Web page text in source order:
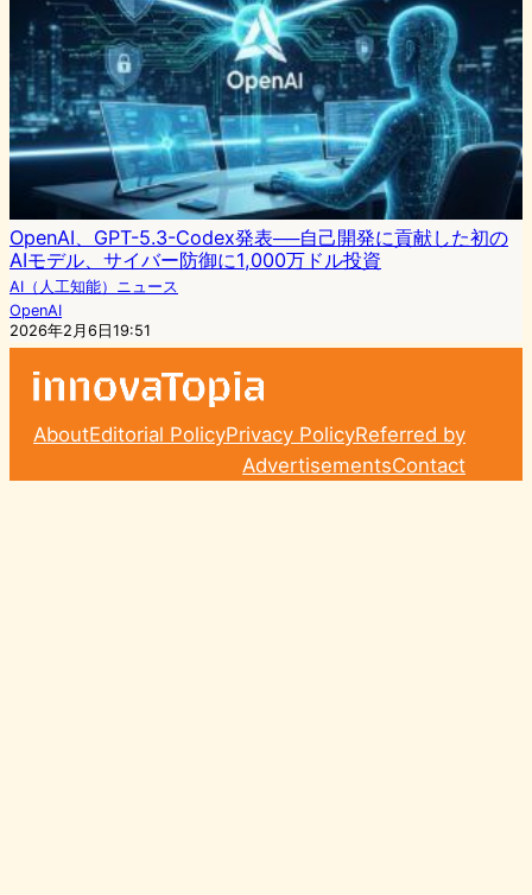
OpenAI、GPT-5.3-Codex発表──自己開発に貢献した初の
AIモデル、サイバー防御に1,000万ドル投資
AI（人工知能）ニュース
OpenAI
2026年2月6日19:51
AboutEditorial PolicyPrivacy PolicyReferred by
AdvertisementsContact